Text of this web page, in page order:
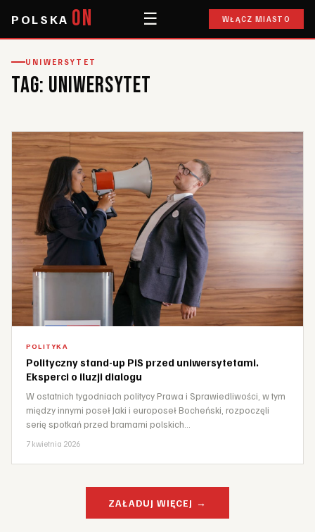
POLSKA ON ☰ WŁĄCZ MIASTO
UNIWERSYTET
Tag: uniwersytet
POLITYKA
Polityczny stand-up PiS przed uniwersytetami.
Eksperci o iluzji dialogu
W ostatnich tygodniach politycy Prawa i Sprawiedliwości, w tym
między innymi poseł Jaki i europoseł Bocheński, rozpoczęli
serię spotkań przed bramami polskich…
7 kwietnia 2026
ZAŁADUJ WIĘCEJ →